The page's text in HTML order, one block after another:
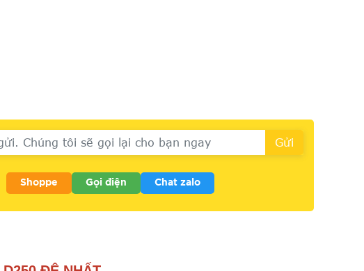
Shoppe Gọi điện Chat zalo